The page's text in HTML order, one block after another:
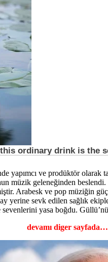
yapımcı ve prodüktör
geleneğinden beslendi.
Arabesk ve pop müziğin
yerine sevk edilen sağlık
sevenlerini yasa boğdu.
devamı diger